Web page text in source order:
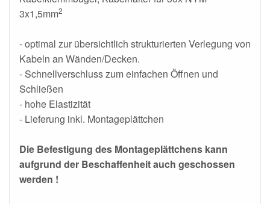
3x1,5mm2
- optimal zur übersichtlich strukturierten Verlegung von
Kabeln an Wänden/Decken.
- Schnellverschluss zum einfachen Öffnen und
Schließen
- hohe Elastizität
- Lieferung inkl. Montageplättchen
Die Befestigung des Montageplättchens kann
aufgrund der Beschaffenheit auch geschossen
werden !